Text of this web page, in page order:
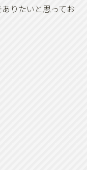
りたいと思ってお